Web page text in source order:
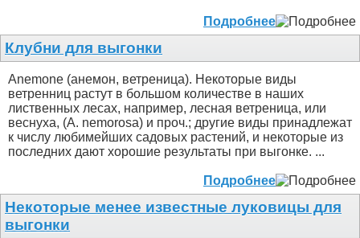
Подробнее
Клубни для выгонки
Anemone (анемон, ветреница). Некоторые виды
ветренниц растут в большом количестве в наших
лиственных лесах, например, лесная ветреница, или
веснуха, (A. nemorosa) и проч.; другие виды принадлежат
к числу любимейших садовых растений, и некоторые из
последних дают хорошие результаты при выгонке. ...
Подробнее
Некоторые менее известные луковицы для
выгонки